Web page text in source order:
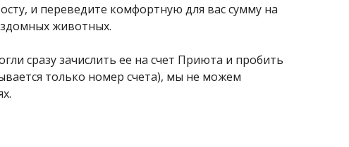
и переведите комфортную для вас сумму на
животных.
сразу зачислить ее на счет Приюта и пробить
только номер счета), мы не можем